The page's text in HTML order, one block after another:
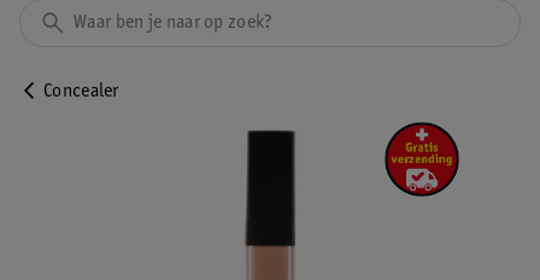
Concealer